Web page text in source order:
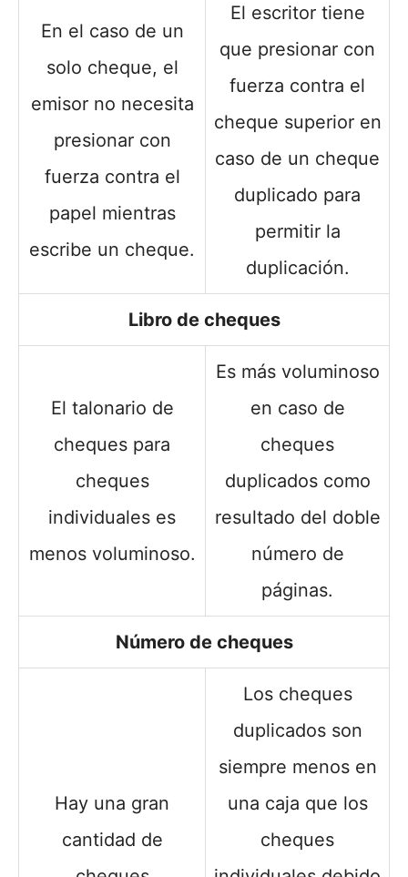
En el caso de un
solo cheque, el
emisor no necesita
presionar con
fuerza contra el
papel mientras
escribe un cheque.
El escritor tiene
que presionar con
fuerza contra el
cheque superior en
caso de un cheque
duplicado para
permitir la
duplicación.
Libro de cheques
El talonario de
cheques para
cheques
individuales es
menos voluminoso.
Es más voluminoso
en caso de
cheques
duplicados como
resultado del doble
número de
páginas.
Número de cheques
Hay una gran
cantidad de
Los cheques
duplicados son
siempre menos en
una caja que los
cheques